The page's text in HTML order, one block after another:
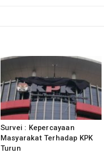
Survei : Kepercayaan
Masyarakat Terhadap KPK
Turun